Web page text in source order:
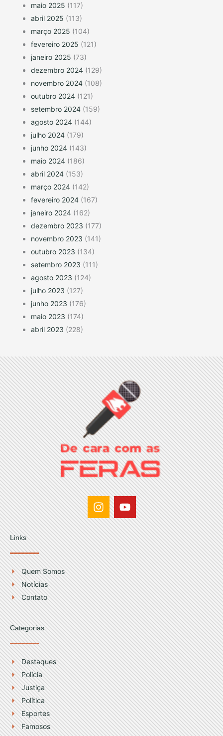
maio 2025 (117)
abril 2025 (113)
março 2025 (104)
fevereiro 2025 (121)
janeiro 2025 (73)
dezembro 2024 (129)
novembro 2024 (108)
outubro 2024 (121)
setembro 2024 (159)
agosto 2024 (144)
julho 2024 (179)
junho 2024 (143)
maio 2024 (186)
abril 2024 (153)
março 2024 (142)
fevereiro 2024 (167)
janeiro 2024 (162)
dezembro 2023 (177)
novembro 2023 (141)
outubro 2023 (134)
setembro 2023 (111)
agosto 2023 (124)
julho 2023 (127)
junho 2023 (176)
maio 2023 (174)
abril 2023 (228)
I
n
s
t
a
g
r
a
m
Y
o
u
t
u
b
e
Links
Quem Somos
Notícias
Contato
Categorias
Destaques
Polícia
Justiça
Política
Esportes
Famosos